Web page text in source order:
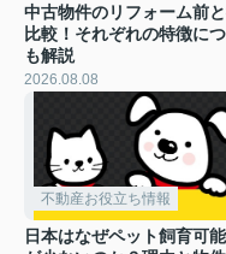
中古物件のリフォーム前
比較！それぞれの特徴に
も解説
2026.08.08
不動産お役立ち情報
日本はなぜペット飼育可